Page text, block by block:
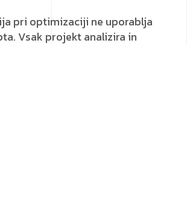
pri optimizaciji ne uporablja
Vsak projekt analizira in